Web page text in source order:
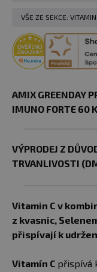
VŠE ZE SEKCE:
AMIX GREENDAY
IMUNO FORTE 60
VÝPRODEJ Z
TRVANLIVOSTI
Vitamin C v
z kvasnic,
přispívají k
Vitamín C přispívá